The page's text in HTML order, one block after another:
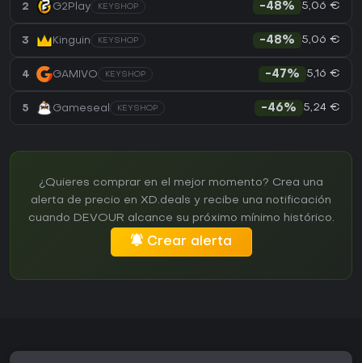
2 G2Play KEYSHOP -48% 5,06 €
3 Kinguin KEYSHOP -48% 5,06 €
4 GAMIVO KEYSHOP -47% 5,16 €
5 Gameseal KEYSHOP -46% 5,24 €
¿Quieres comprar en el mejor momento? Crea una
alerta de precio en XD.deals y recibe una notificación
cuando DEVOUR alcance su próximo mínimo histórico.
Crear alerta